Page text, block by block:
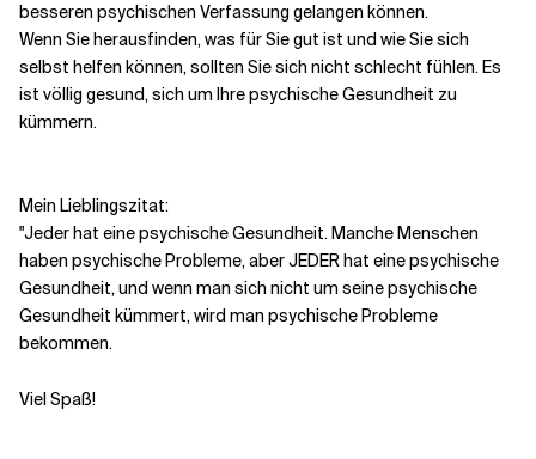
besseren psychischen Verfassung gelangen können.
Wenn Sie herausfinden, was für Sie gut ist und wie Sie sich
selbst helfen können, sollten Sie sich nicht schlecht fühlen. Es
ist völlig gesund, sich um Ihre psychische Gesundheit zu
kümmern.
Mein Lieblingszitat:
"Jeder hat eine psychische Gesundheit. Manche Menschen
haben psychische Probleme, aber JEDER hat eine psychische
Gesundheit, und wenn man sich nicht um seine psychische
Gesundheit kümmert, wird man psychische Probleme
bekommen.
Viel Spaß!